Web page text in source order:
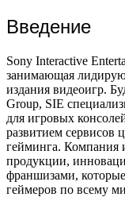
Введение
Sony Interactive
занимающая
издания видеоигр.
Group, SIE
для игровых
развитием сервисов
гейминга. Компания
продукции,
франшизами,
геймеров по всему